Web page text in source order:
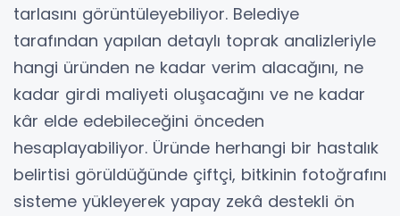
tarlasını görüntüleyebiliyor. Belediye
tarafından yapılan detaylı toprak analizleriyle
hangi üründen ne kadar verim alacağını, ne
kadar girdi maliyeti oluşacağını ve ne kadar
kâr elde edebileceğini önceden
hesaplayabiliyor. Üründe herhangi bir hastalık
belirtisi görüldüğünde çiftçi, bitkinin fotoğrafını
sisteme yükleyerek yapay zekâ destekli ön